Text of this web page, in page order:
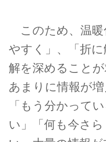
このため、温暖
やすく」、「折
解を深めること
あまりに情報が
「もう分かって
い」「何も今さ